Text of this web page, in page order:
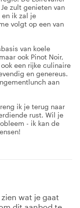
zult genieten van
ik zal je
volgt op een van
van koele
ook Pinot Noir,
een rijke culinaire
en genereus.
aan
ik je terug naar
rust. Wil je
- ik kan de
wat je gaat